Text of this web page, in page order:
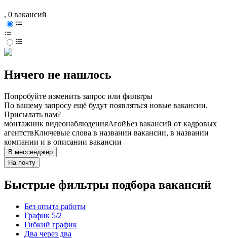
, 0 вакансий
Ничего не нашлось
Попробуйте изменить запрос или фильтры
По вашему запросу ещё будут появляться новые вакансии.
Присылать вам?
монтажник видеонаблюденияАгойБез вакансий от кадровых
агентствКлючевые слова в названии вакансии, в названии
компании и в описании вакансии
В мессенджер
На почту
Быстрые фильтры подбора вакансий
Без опыта работы
График 5/2
Гибкий график
Два через два